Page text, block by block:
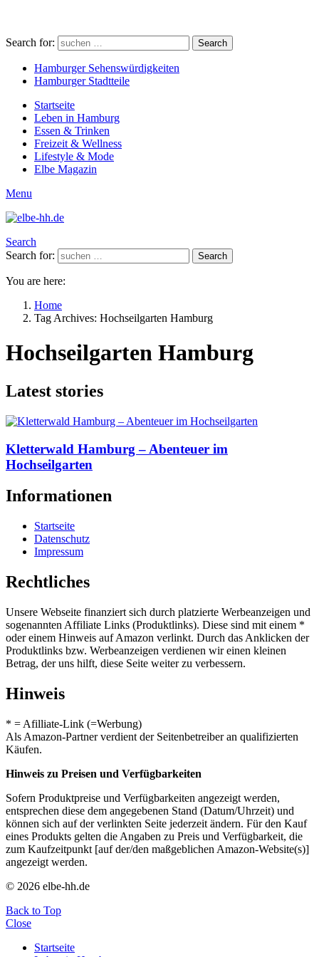
Search for: Search
Hamburger Sehenswürdigkeiten
Hamburger Stadtteile
Startseite
Leben in Hamburg
Essen & Trinken
Freizeit & Wellness
Lifestyle & Mode
Elbe Magazin
Menu
Search
Search for:
Search
You are here:
Home
Tag Archives: Hochseilgarten Hamburg
Hochseilgarten Hamburg
Latest stories
Kletterwald Hamburg – Abenteuer im
Hochseilgarten
Informationen
Startseite
Datenschutz
Impressum
Rechtliches
Unsere Webseite finanziert sich durch platzierte Werbeanzeigen und
sogenannten Affiliate Links (Produktlinks). Diese sind mit einem *
oder einem Hinweis auf Amazon verlinkt. Durch das Anklicken der
Produktlinks bzw. Werbeanzeigen verdienen wir einen kleinen
Betrag, der uns hilft, diese Seite weiter zu verbessern.
Hinweis
* = Afilliate-Link (=Werbung)
Als Amazon-Partner verdient der Seitenbetreiber an qualifizierten
Käufen.
Hinweis zu Preisen und Verfügbarkeiten
Sofern Produktpreise und Verfügbarkeiten angezeigt werden,
entsprechen diese dem angegebenen Stand (Datum/Uhrzeit) und
können sich auf der verlinkten Seite jederzeit ändern. Für den Kauf
eines Produkts gelten die Angaben zu Preis und Verfügbarkeit, die
zum Kaufzeitpunkt [auf der/den maßgeblichen Amazon-Website(s)]
angezeigt werden.
© 2026 elbe-hh.de
Back to Top
Close
Startseite